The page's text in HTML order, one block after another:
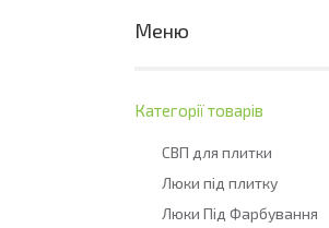
Категорії товарів
СВП для плитки
Люки під плитку
Люки Під Фарбування